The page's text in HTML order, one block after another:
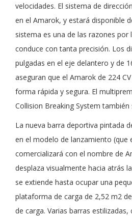
velocidades. El sistema de
en el Amarok, y estará disponible
sistema es una de las razones por
conduce con tanta precisión. Los
pulgadas en el eje delantero y de
aseguran que el Amarok de 224
forma rápida y segura. El
Collision Breaking System también
La nueva barra deportiva pintada
en el modelo de lanzamiento (que
comercializará con el nombre de
desplaza visualmente hacia atrás
se extiende hasta ocupar una
plataforma de carga de 2,52 m2
de carga. Varias barras